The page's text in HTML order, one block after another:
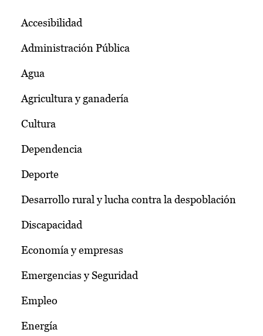
Accesibilidad
Administración Pública
Agua
Agricultura y ganadería
Cultura
Dependencia
Deporte
Desarrollo rural y lucha contra la despoblación
Discapacidad
Economía y empresas
Emergencias y Seguridad
Empleo
Energía